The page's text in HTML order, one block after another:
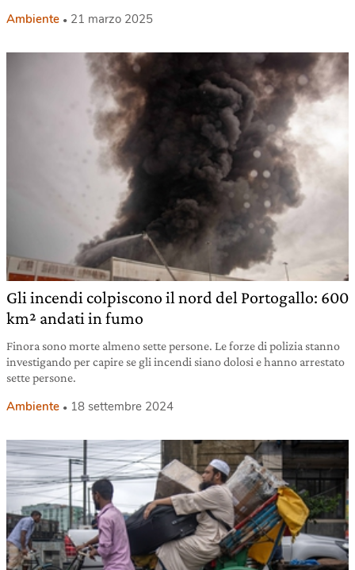
Ambiente 21 marzo 2025
Gli incendi colpiscono il nord del Portogallo: 600
km² andati in fumo
Finora sono morte almeno sette persone. Le forze di polizia stanno
investigando per capire se gli incendi siano dolosi e hanno arrestato
sette persone.
Ambiente 18 settembre 2024